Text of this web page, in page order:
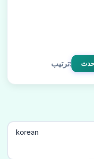
ترتيب: